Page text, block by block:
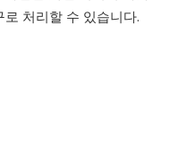
처리할 수 있습니다.